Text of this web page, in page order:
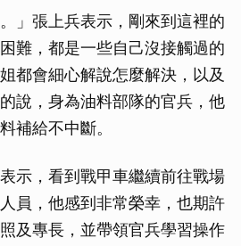
」張上兵表示，剛來到這裡的
難，都是一些自己沒接觸過的
都會細心解說怎麼解決，以及
說，身為油料部隊的官兵，他
補給不中斷。
示，看到戰甲車繼續前往戰場
員，他感到非常榮幸，也期許
及專長，並帶領官兵學習操作